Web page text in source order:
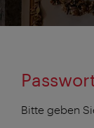
Bitte geben